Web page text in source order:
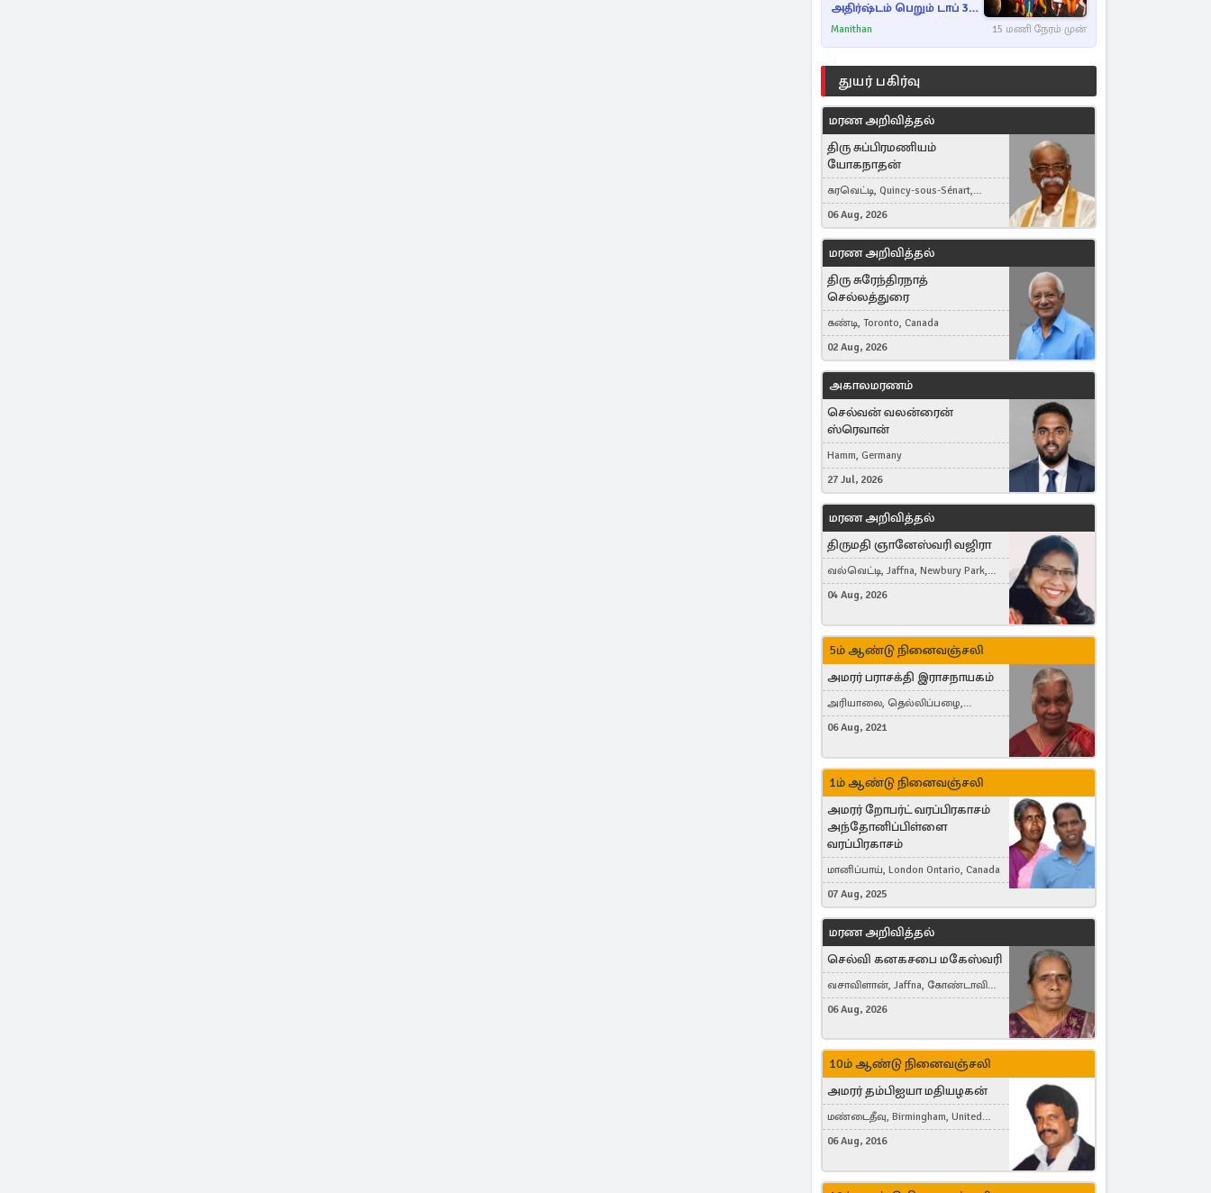
அதிர்ஷ்டம் பெறும் டாப் 3
ராசிகள்!
Manithan 15 மணி நேரம் முன்
துயர் பகிர்வு
மரண அறிவித்தல்
திரு சுப்பிரமணியம்
யோகநாதன்
கரவெட்டி, Quincy-sous-Sénart,
France
06 Aug, 2026
மரண அறிவித்தல்
திரு சுரேந்திரநாத்
செல்லத்துரை
கண்டி, Toronto, Canada
02 Aug, 2026
அகாலமரணம்
செல்வன் வலன்ரைன்
ஸ்ரெவான்
Hamm, Germany
27 Jul, 2026
மரண அறிவித்தல்
திருமதி ஞானேஸ்வரி வஜிரா
வல்வெட்டி, Jaffna, Newbury Park,
United Kingdom
04 Aug, 2026
5ம் ஆண்டு நினைவஞ்சலி
அமரர் பராசக்தி இராசநாயகம்
அரியாலை, தெல்லிப்பழை,
Montreal, Canada
06 Aug, 2021
1ம் ஆண்டு நினைவஞ்சலி
அமரர் றோபர்ட் வரப்பிரகாசம்
அந்தோனிப்பிள்ளை
வரப்பிரகாசம்
மானிப்பாய், London Ontario, Canada
07 Aug, 2025
மரண அறிவித்தல்
செல்வி கனகசபை மகேஸ்வரி
வசாவிளான், Jaffna, கோண்டாவில்
கிழக்கு
06 Aug, 2026
10ம் ஆண்டு நினைவஞ்சலி
அமரர் தம்பிஐயா மதியழகன்
மண்டைதீவு, Birmingham, United
Kingdom
06 Aug, 2016